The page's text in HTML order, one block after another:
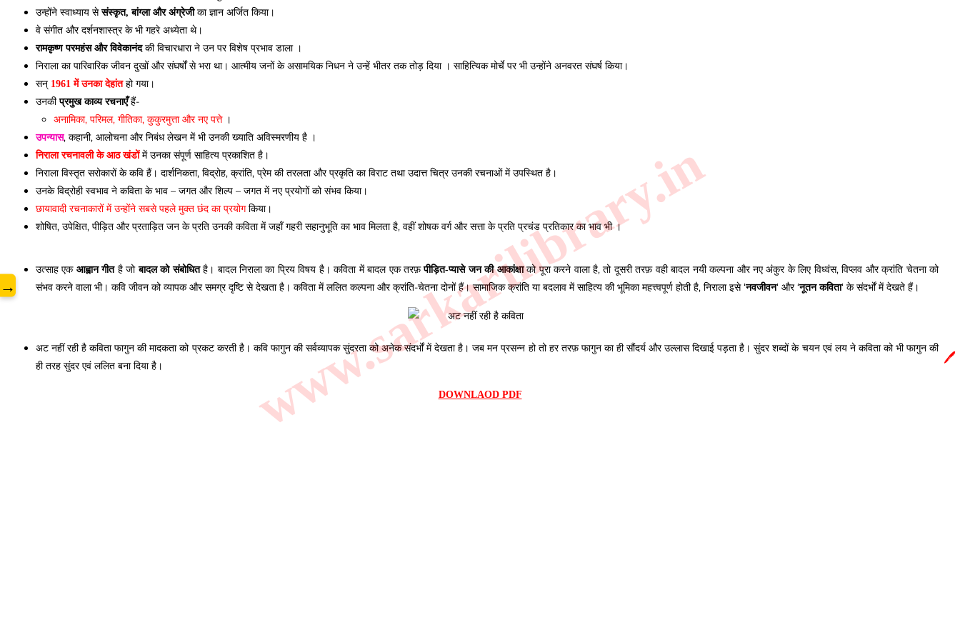
उन्होंने स्वाध्याय सेसंस्कृत, बांग्ला और अंग्रेजीका ज्ञान अर्जित किया।
वे संगीत और दर्शनशास्त्र के भी गहरे अध्येता थे।
रामकृष्ण परमहंस और विवेकानंदकी विचारधारा ने उन पर विशेष प्रभाव डाला ।
निराला का पारिवारिक जीवन दुखों और संघर्षों से भरा था। आत्मीय जनों के असामयिक निधन ने उन्हें भीतर तक तोड़ दिया । साहित्यिक मोर्चे पर भी उन्होंने अनवरत संघर्ष किया।
सन् 1961 में उनका देहांतहो गया।
उनकीप्रमुख काव्य रचनाएँहैं-
अनामिका, परिमल, गीतिका, कुकुरमुत्ता और नए पत्ते।
उपन्यास, कहानी, आलोचना और निबंध लेखन में भी उनकी ख्याति अविस्मरणीय है ।
निराला रचनावली के आठ खंडोंमें उनका संपूर्ण साहित्य प्रकाशित है।
निराला विस्तृत सरोकारों के कवि हैं। दार्शनिकता, विद्रोह, क्रांति, प्रेम की तरलता और प्रकृति का विराट तथा उदात्त चित्र उनकी रचनाओं में उपस्थित है।
उनके विद्रोही स्वभाव ने कविता के भाव – जगत और शिल्प – जगत में नए प्रयोगों को संभव किया।
छायावादी रचनाकारों में उन्होंने सबसे पहले मुक्त छंद का प्रयोगकिया।
शोषित, उपेक्षित, पीड़ित और प्रताड़ित जन के प्रति उनकी कविता में जहाँ गहरी सहानुभूति का भाव मिलता है, वहीं शोषक वर्ग और सत्ता के प्रति प्रचंड प्रतिकार का भाव भी ।
उत्साह एक आह्वान गीतहै जोबादल को संबोधितहै। बादल निराला का प्रिय विषय है। कविता में बादल एक तरफ़पीड़ित-प्यासे जन की आकांक्षाको पूरा करने वाला है, तो दूसरी तरफ़ वही बादल नयी कल्पना और नए अंकुर के लिए विध्वंस, विप्लव और क्रांति चेतना को
संभव करने वाला भी। कवि जीवन को व्यापक और समग्र दृष्टि से देखता है। कविता में ललित कल्पना और क्रांति-चेतना दोनों हैं। सामाजिक क्रांति या बदलाव में साहित्य की भूमिका महत्त्वपूर्ण होती है, निराला इसे ‘नवजीवन‘ और ‘नूतन कविता‘ के संदर्भों में देखते हैं।
अट नहीं रही है कविता फागुन की मादकता को प्रकट करती है। कवि फागुन की सर्वव्यापक सुंदरता को अनेक संदर्भों में देखता है। जब मन प्रसन्न हो तो हर तरफ़ फागुन का ही सौंदर्य और उल्लास दिखाई पड़ता है। सुंदर शब्दों के चयन एवं लय ने कविता को भी फागुन की
ही तरह सुंदर एवं ललित बना दिया है।
DOWNLAOD PDF
www.sarkarilibrary.in
→
🖊️